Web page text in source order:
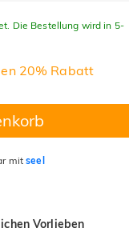
Die Bestellung wird in 5-
20% Rabatt
mitseel
Vorlieben